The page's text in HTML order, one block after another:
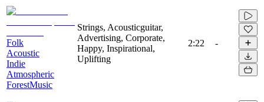
Folk
Acoustic
Indie
Atmospheric
ForestMusic
Strings, Acousticguitar,
Advertising, Corporate,
Happy, Inspirational,
Uplifting
2:22 -